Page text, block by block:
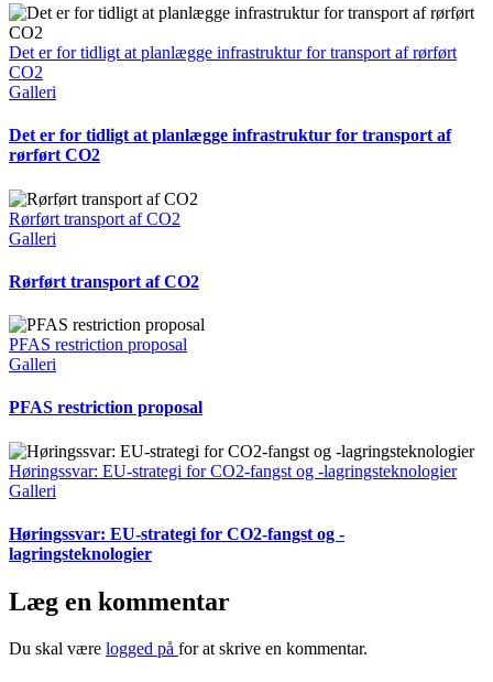
Det er for tidligt at planlægge infrastruktur for transport af rørført
CO2
Galleri
Det er for tidligt at planlægge infrastruktur for transport af
rørført CO2
Rørført transport af CO2
Galleri
Rørført transport af CO2
PFAS restriction proposal
Galleri
PFAS restriction proposal
Høringssvar: EU-strategi for CO2-fangst og -lagringsteknologier
Galleri
Høringssvar: EU-strategi for CO2-fangst og -
lagringsteknologier
Læg en kommentar
Du skal være logged på for at skrive en kommentar.